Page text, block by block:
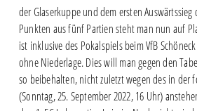
der Glaserkuppe und dem ersten
Punkten aus fünf Partien steht man nun auf
ist inklusive des Pokalspiels beim VfB
ohne Niederlage. Dies will man gegen den
so beibehalten, nicht zuletzt wegen des in der
(Sonntag, 25. September 2022, 16 Uhr)